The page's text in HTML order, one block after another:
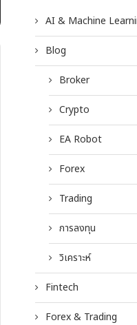
AI & Machine
Blog
Broker
Crypto
EA Robot
Forex
Trading
การลงทุน
วิเคราะห์
Fintech
Forex & Trading